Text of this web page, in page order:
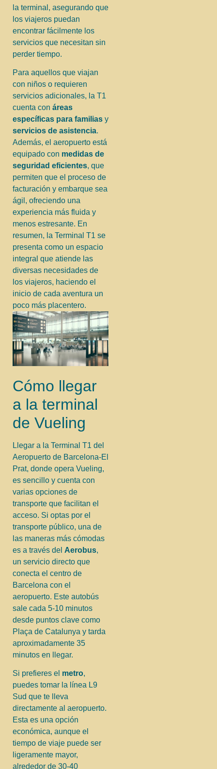
la terminal, asegurando que
los viajeros puedan
encontrar fácilmente los
servicios que necesitan sin
perder tiempo.
Para aquellos que viajan
con niños o requieren
servicios adicionales, la T1
cuenta con áreas
específicas para familias y
servicios de asistencia.
Además, el aeropuerto está
equipado con medidas de
seguridad eficientes, que
permiten que el proceso de
facturación y embarque sea
ágil, ofreciendo una
experiencia más fluida y
menos estresante. En
resumen, la Terminal T1 se
presenta como un espacio
integral que atiende las
diversas necesidades de
los viajeros, haciendo el
inicio de cada aventura un
poco más placentero.
Cómo llegar
a la terminal
de Vueling
Llegar a la Terminal T1 del
Aeropuerto de Barcelona-El
Prat, donde opera Vueling,
es sencillo y cuenta con
varias opciones de
transporte que facilitan el
acceso. Si optas por el
transporte público, una de
las maneras más cómodas
es a través del Aerobus,
un servicio directo que
conecta el centro de
Barcelona con el
aeropuerto. Este autobús
sale cada 5-10 minutos
desde puntos clave como
Plaça de Catalunya y tarda
aproximadamente 35
minutos en llegar.
Si prefieres el metro,
puedes tomar la línea L9
Sud que te lleva
directamente al aeropuerto.
Esta es una opción
económica, aunque el
tiempo de viaje puede ser
ligeramente mayor,
alrededor de 30-40